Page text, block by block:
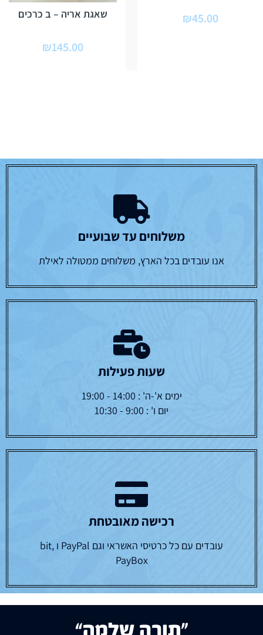
₪45.00 שאגת אריה – ב כרכים
₪145.00
משלוחים עד שבועיים
אנו עובדים בכל הארץ, משלוחים ממטולה לאילת
שעות פעילות
ימים א'-ה' : 14:00 - 19:00
יום ו' : 9:00 - 10:30
רכישה מאובטחת
עובדים עם כל כרטיסי האשראי וגם PayPal ו bit,
PayBox